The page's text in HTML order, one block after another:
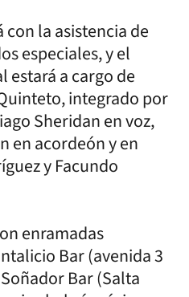
la asistencia de
especiales, y el
estará a cargo de
integrado por
Sheridan en voz,
en acordeón y en
y Facundo
enramadas
Bar (avenida 3
Bar (Salta